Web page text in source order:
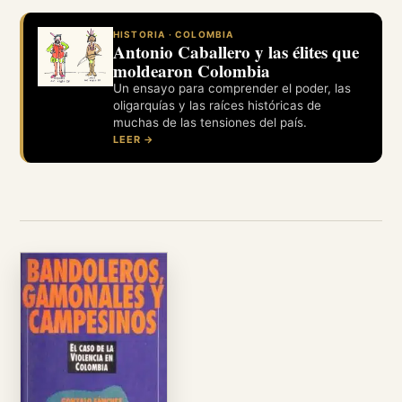
HISTORIA · COLOMBIA
Antonio Caballero y las élites que
moldearon Colombia
Un ensayo para comprender el poder, las
oligarquías y las raíces históricas de
muchas de las tensiones del país.
LEER →